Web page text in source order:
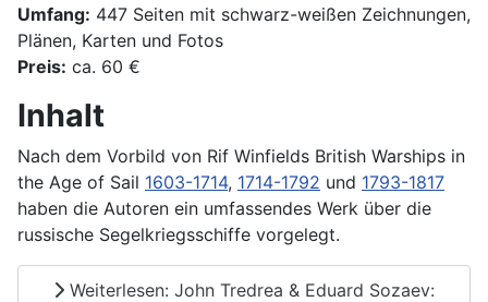
Umfang: 447 Seiten mit schwarz-weißen Zeichnungen,
Plänen, Karten und Fotos
Preis: ca. 60 €
Inhalt
Nach dem Vorbild von Rif Winfields British Warships in
the Age of Sail 1603-1714, 1714-1792 und 1793-1817
haben die Autoren ein umfassendes Werk über die
russische Segelkriegsschiffe vorgelegt.
Weiterlesen: John Tredrea & Eduard Sozaev: